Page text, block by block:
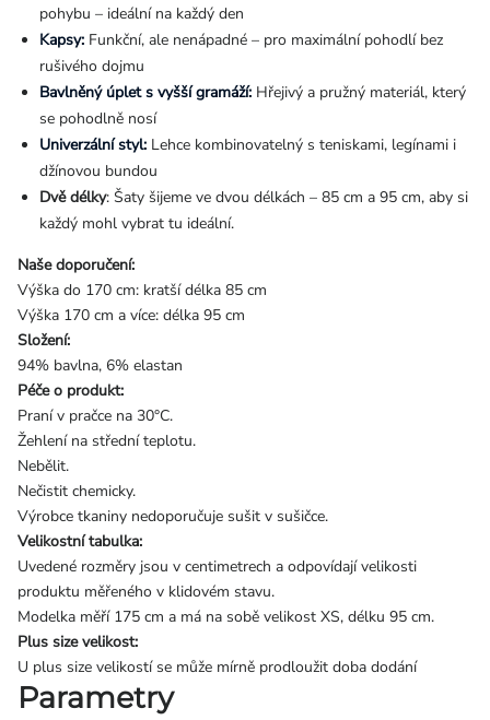
pohybu – ideální na každý den
Kapsy: Funkční, ale nenápadné – pro maximální pohodlí bez
rušivého dojmu
Bavlněný úplet s vyšší gramáží: Hřejivý a pružný materiál, který
se pohodlně nosí
Univerzální styl: Lehce kombinovatelný s teniskami, legínami i
džínovou bundou
Dvě délky: Šaty šijeme ve dvou délkách – 85 cm a 95 cm, aby si
každý mohl vybrat tu ideální.
Naše doporučení:
Výška do 170 cm: kratší délka 85 cm
Výška 170 cm a více: délka 95 cm
Složení:
94% bavlna, 6% elastan
Péče o produkt:
Praní v pračce na 30°C.
Žehlení na střední teplotu.
Nebělit.
Nečistit chemicky.
Výrobce tkaniny nedoporučuje sušit v sušičce.
Velikostní tabulka:
Uvedené rozměry jsou v centimetrech a odpovídají velikosti
produktu měřeného v klidovém stavu.
Modelka měří 175 cm a má na sobě velikost XS, délku 95 cm.
Plus size velikost:
U plus size velikostí se může mírně prodloužit doba dodání
Parametry